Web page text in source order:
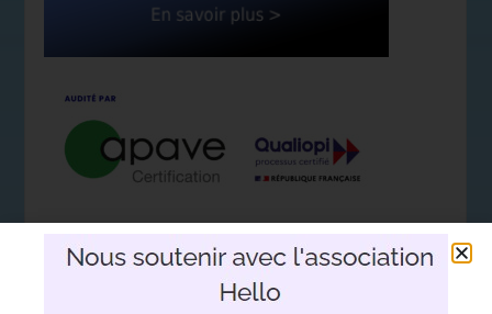
Nous soutenir avec l'association
Hello